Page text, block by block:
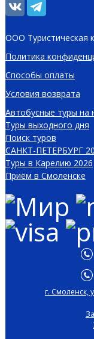
ООО Туристическая
Политика
Способы оплаты
Условия возврата
Автобусные туры на
Туры выходного дня
Поиск туров
САНКТ-ПЕТЕРБУРГ
Туры в Карелию 2026
Приём в Смоленске
г. Смоленск,